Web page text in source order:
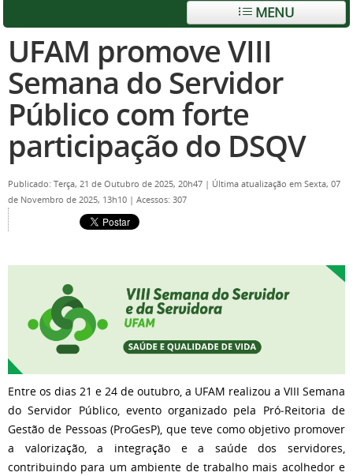
MENU
UFAM promove VIII
Semana do Servidor
Público com forte
participação do DSQV
Publicado: Terça, 21 de Outubro de 2025, 20h47 | Última atualização em Sexta, 07
de Novembro de 2025, 13h10 | Acessos: 307
Entre os dias 21 e 24 de outubro, a UFAM realizou a VIII Semana
do Servidor Público, evento organizado pela Pró‑Reitoria de
Gestão de Pessoas (ProGesP), que teve como objetivo promover
a valorização, a integração e a saúde dos servidores,
contribuindo para um ambiente de trabalho mais acolhedor e